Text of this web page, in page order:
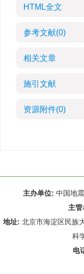
HTML全文
参考文献(0)
相关文章
施引文献
资源附件(0)
主办单位: 中国地
主
地址: 北京市海淀区民族
科
电